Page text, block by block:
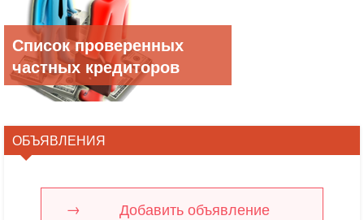
Список проверенных
частных кредиторов
ОБЪЯВЛЕНИЯ
Добавить объявление